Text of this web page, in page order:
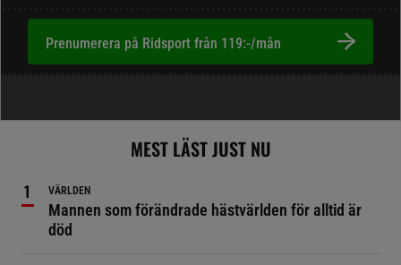
Prenumerera på Ridsport från 119:-/mån
MEST LÄST JUST NU
VÄRLDEN
Mannen som förändrade hästvärlden för alltid är
död